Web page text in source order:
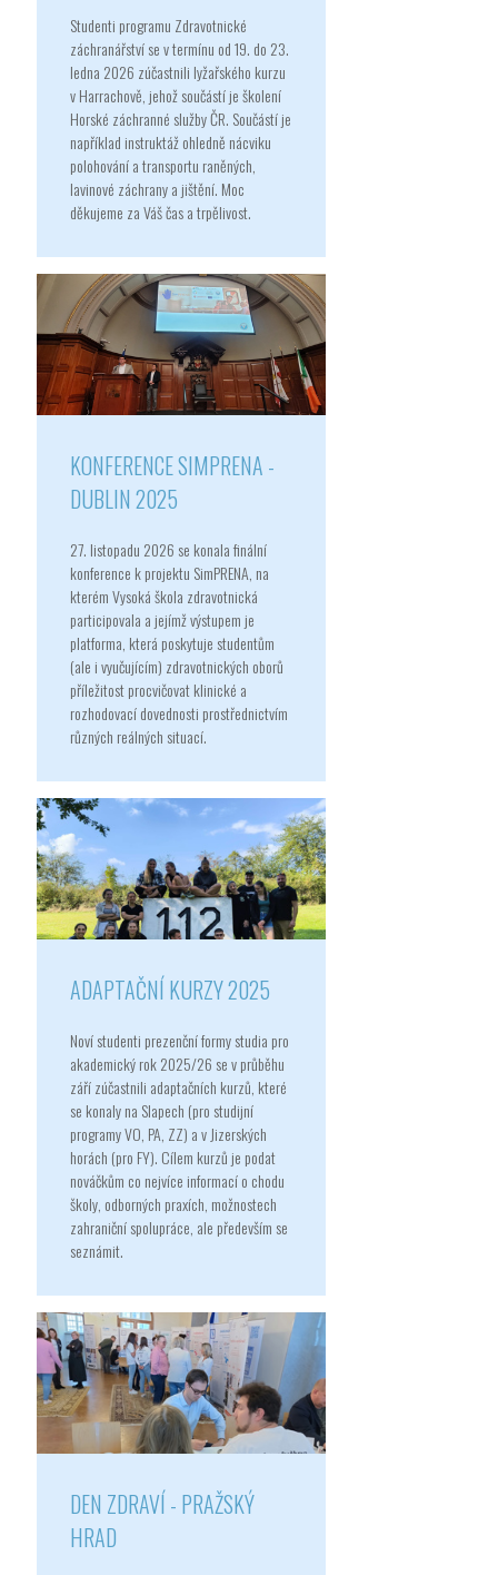
Studenti programu Zdravotnické
záchranářství se v termínu od 19. do 23.
ledna 2026 zúčastnili lyžařského kurzu
v Harrachově, jehož součástí je školení
Horské záchranné služby ČR. Součástí je
například instruktáž ohledně nácviku
polohování a transportu raněných,
lavinové záchrany a jištění. Moc
děkujeme za Váš čas a trpělivost.
KONFERENCE SIMPRENA -
DUBLIN 2025
27. listopadu 2026 se konala finální
konference k projektu SimPRENA, na
kterém Vysoká škola zdravotnická
participovala a jejímž výstupem je
platforma, která poskytuje studentům
(ale i vyučujícím) zdravotnických oborů
příležitost procvičovat klinické a
rozhodovací dovednosti prostřednictvím
různých reálných situací.
ADAPTAČNÍ KURZY 2025
Noví studenti prezenční formy studia pro
akademický rok 2025/26 se v průběhu
září zúčastnili adaptačních kurzů, které
se konaly na Slapech (pro studijní
programy VO, PA, ZZ) a v Jizerských
horách (pro FY). Cílem kurzů je podat
nováčkům co nejvíce informací o chodu
školy, odborných praxích, možnostech
zahraniční spolupráce, ale především se
seznámit.
DEN ZDRAVÍ - PRAŽSKÝ
HRAD